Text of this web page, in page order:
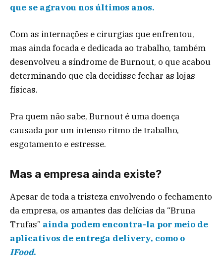
que se agravou nos últimos anos.
Com as internações e cirurgias que enfrentou,
mas ainda focada e dedicada ao trabalho, também
desenvolveu a síndrome de Burnout, o que acabou
determinando que ela decidisse fechar as lojas
físicas.
Pra quem não sabe, Burnout é uma doença
causada por um intenso ritmo de trabalho,
esgotamento e estresse.
Mas a empresa ainda existe?
Apesar de toda a tristeza envolvendo o fechamento
da empresa, os amantes das delícias da “Bruna
Trufas” ainda podem encontra-la por meio de
aplicativos de entrega delivery, como o
IFood.